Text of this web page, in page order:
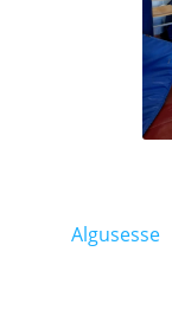
Algusesse